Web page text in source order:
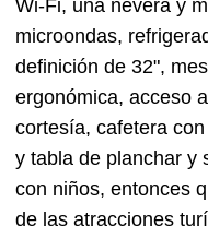
Wi-Fi, una nevera y
microondas,
definición de 32",
ergonómica, acceso
cortesía, cafetera
y tabla de planchar y
con niños, entonces
de las atracciones